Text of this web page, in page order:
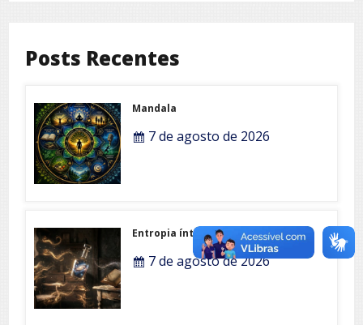
Posts Recentes
Mandala
7 de agosto de 2026
Entropia íntima
7 de agosto de 2026